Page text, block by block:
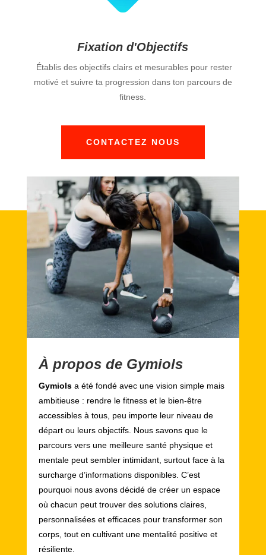
Fixation d'Objectifs
Établis des objectifs clairs et mesurables pour rester
motivé et suivre ta progression dans ton parcours de
fitness.
CONTACTEZ NOUS
À propos de Gymiols
Gymiolsa été fondé avec une vision simple mais
ambitieuse : rendre le fitness et le bien-être
accessibles à tous, peu importe leur niveau de
départ ou leurs objectifs. Nous savons que le
parcours vers une meilleure santé physique et
mentale peut sembler intimidant, surtout face à la
surcharge d’informations disponibles. C’est
pourquoi nous avons décidé de créer un espace
où chacun peut trouver des solutions claires,
personnalisées et efficaces pour transformer son
corps, tout en cultivant une mentalité positive et
résiliente.